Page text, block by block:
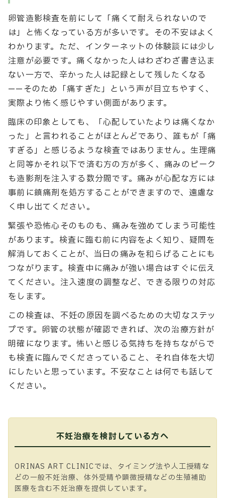
卵管造影検査を前にして「痛くて耐えられないので
は」と怖くなっている方が多いです。その不安はよく
わかります。ただ、インターネットの体験談には少し
注意が必要です。痛くなかった人はわざわざ書き込ま
ない一方で、辛かった人は記録として残したくなる
——そのため「痛すぎた」という声が目立ちやすく、
実際より怖く感じやすい側面があります。
臨床の印象としても、「心配していたよりは痛くなか
った」と言われることがほとんどであり、誰もが「痛
すぎる」と感じるような検査ではありません。生理痛
と同等かそれ以下で済む方の方が多く、痛みのピーク
も造影剤を注入する数分間です。痛みが心配な方には
事前に鎮痛剤を処方することができますので、遠慮な
く申し出てください。
緊張や恐怖心そのものも、痛みを強めてしまう可能性
があります。検査に臨む前に内容をよく知り、疑問を
解消しておくことが、当日の痛みを和らげることにも
つながります。検査中に痛みが強い場合はすぐに伝え
てください。注入速度の調整など、できる限りの対応
をします。
この検査は、不妊の原因を調べるための大切なステッ
プです。卵管の状態が確認できれば、次の治療方針が
明確になります。怖いと感じる気持ちを持ちながらで
も検査に臨んでくださっていること、それ自体を大切
にしたいと思っています。不安なことは何でも話して
ください。
不妊治療を検討している方へ
ORINAS ART CLINICでは、タイミング法や人工授精な
どの一般不妊治療、体外受精や顕微授精などの生殖補助
医療を含む不妊治療を提供しています。